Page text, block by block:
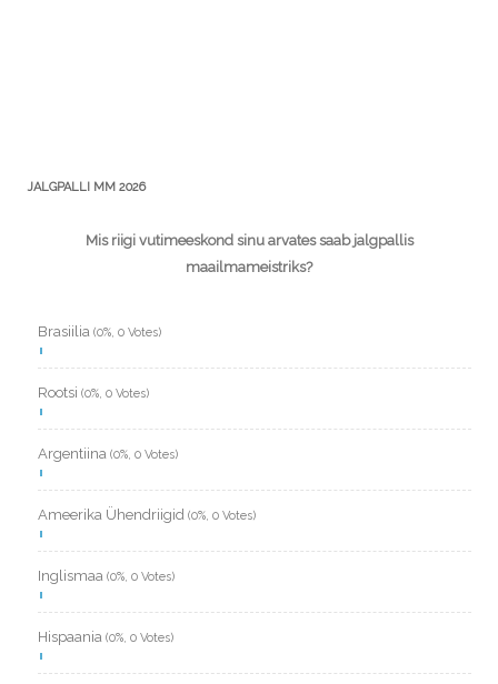
JALGPALLI MM 2026
Mis riigi vutimeeskond sinu arvates saab jalgpallis
maailmameistriks?
Brasiilia (0%, 0 Votes)
Rootsi (0%, 0 Votes)
Argentiina (0%, 0 Votes)
Ameerika Ühendriigid (0%, 0 Votes)
Inglismaa (0%, 0 Votes)
Hispaania (0%, 0 Votes)